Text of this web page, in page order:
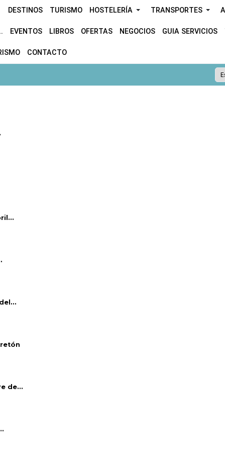
DESTINOS TURISMO HOSTELERÍA TRANSPORTES
EVENTOS LIBROS OFERTAS NEGOCIOS GUIA SERVICIOS
CONTACTO
de...